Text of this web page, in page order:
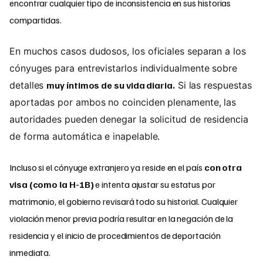
encontrar cualquier tipo de inconsistencia en sus historias
compartidas.
En muchos casos dudosos, los oficiales separan a los
cónyuges para entrevistarlos individualmente sobre
detalles muy íntimos de su vida diaria.Si las respuestas
aportadas por ambos no coinciden plenamente, las
autoridades pueden denegar la solicitud de residencia
de forma automática e inapelable.
Incluso si el cónyuge extranjero ya reside en el país con otra
visa (como la H-1B)e intenta ajustar su estatus por
matrimonio, el gobierno revisará todo su historial. Cualquier
violación menor previa podría resultar en la negación de la
residencia y el inicio de procedimientos de deportación
inmediata.